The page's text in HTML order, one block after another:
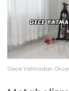
Gece Yatmadan Önce